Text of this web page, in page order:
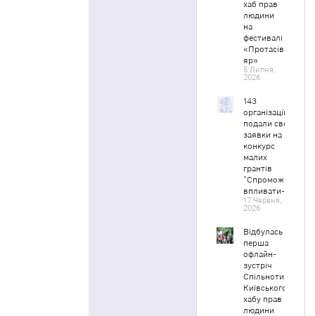
хаб прав
людини
на
фестивалі
«Протасів
яр»
5 Липня,
2026
143
організації
подали свої
заявки на
конкурс
малих
грантів
“Спроможні
впливати-2”
17 Червня,
2026
Відбулась
перша
офлайн-
зустріч
Спільноти
Київського
хабу прав
людини